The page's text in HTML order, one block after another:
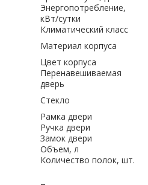
Энергопотребление,
кВт/сутки
Климатический класс
Материал корпуса
Цвет корпуса
Перенавешиваемая
дверь
Стекло
Рамка двери
Ручка двери
Замок двери
Объем, л
Количество полок, шт.